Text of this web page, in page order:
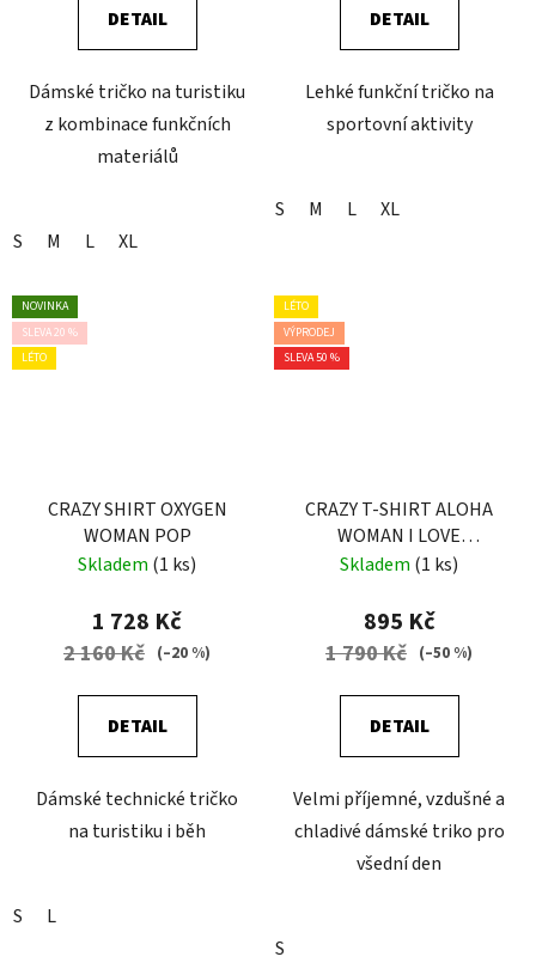
DETAIL
Dámské tričko na turistiku
z kombinace funkčních
materiálů
S M L XL
DETAIL
Lehké funkční tričko na
sportovní aktivity
S M L XL
NOVINKA
SLEVA 20 %
LÉTO
CRAZY SHIRT OXYGEN
WOMAN POP
Skladem (1 ks)
1 728 Kč
2 160 Kč (–20 %)
DETAIL
Dámské technické tričko
na turistiku i běh
S L
LÉTO
VÝPRODEJ
SLEVA 50 %
CRAZY T-SHIRT ALOHA
WOMAN I LOVE
MOUNTAIN
Skladem (1 ks)
895 Kč
1 790 Kč (–50 %)
DETAIL
Velmi příjemné, vzdušné a
chladivé dámské triko pro
všední den
S